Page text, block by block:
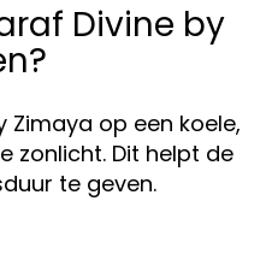
Divine by
Zimaya op een koele,
zonlicht. Dit helpt de
te geven.